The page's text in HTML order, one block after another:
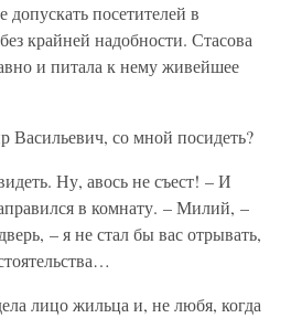
допускать посетителей в
крайней надобности. Стасова
и питала к нему живейшее
Васильевич, со мной посидеть?
Ну, авось не съест! – И
в комнату. – Милий, –
– я не стал бы вас отрывать,
лицо жильца и, не любя, когда